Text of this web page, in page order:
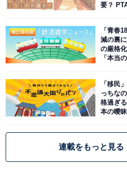
要？
「青春
減の裏
の厳格
「本当
「移民
っちな
格過ぎ
本の曖
連載をもっと見る